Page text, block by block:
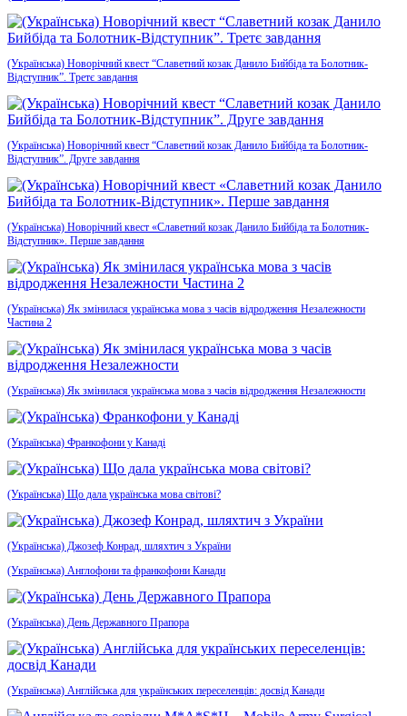
(Українська) Новорічний квест “Славетний козак Данило Бийбіда та Болотник-
Відступник”. Третє завдання
(Українська) Новорічний квест “Славетний козак Данило Бийбіда та Болотник-
Відступник”. Друге завдання
(Українська) Новорічний квест «Славетний козак Данило Бийбіда та Болотник-
Відступник». Перше завдання
(Українська) Як змінилася українська мова з часів відродження Незалежности
Частина 2
(Українська) Як змінилася українська мова з часів відродження Незалежности
(Українська) Франкофони у Канаді
(Українська) Що дала українська мова світові?
(Українська) Джозеф Конрад, шляхтич з України
(Українська) Англофони та франкофони Канади
(Українська) День Державного Прапора
(Українська) Англійська для українських переселенців: досвід Канади